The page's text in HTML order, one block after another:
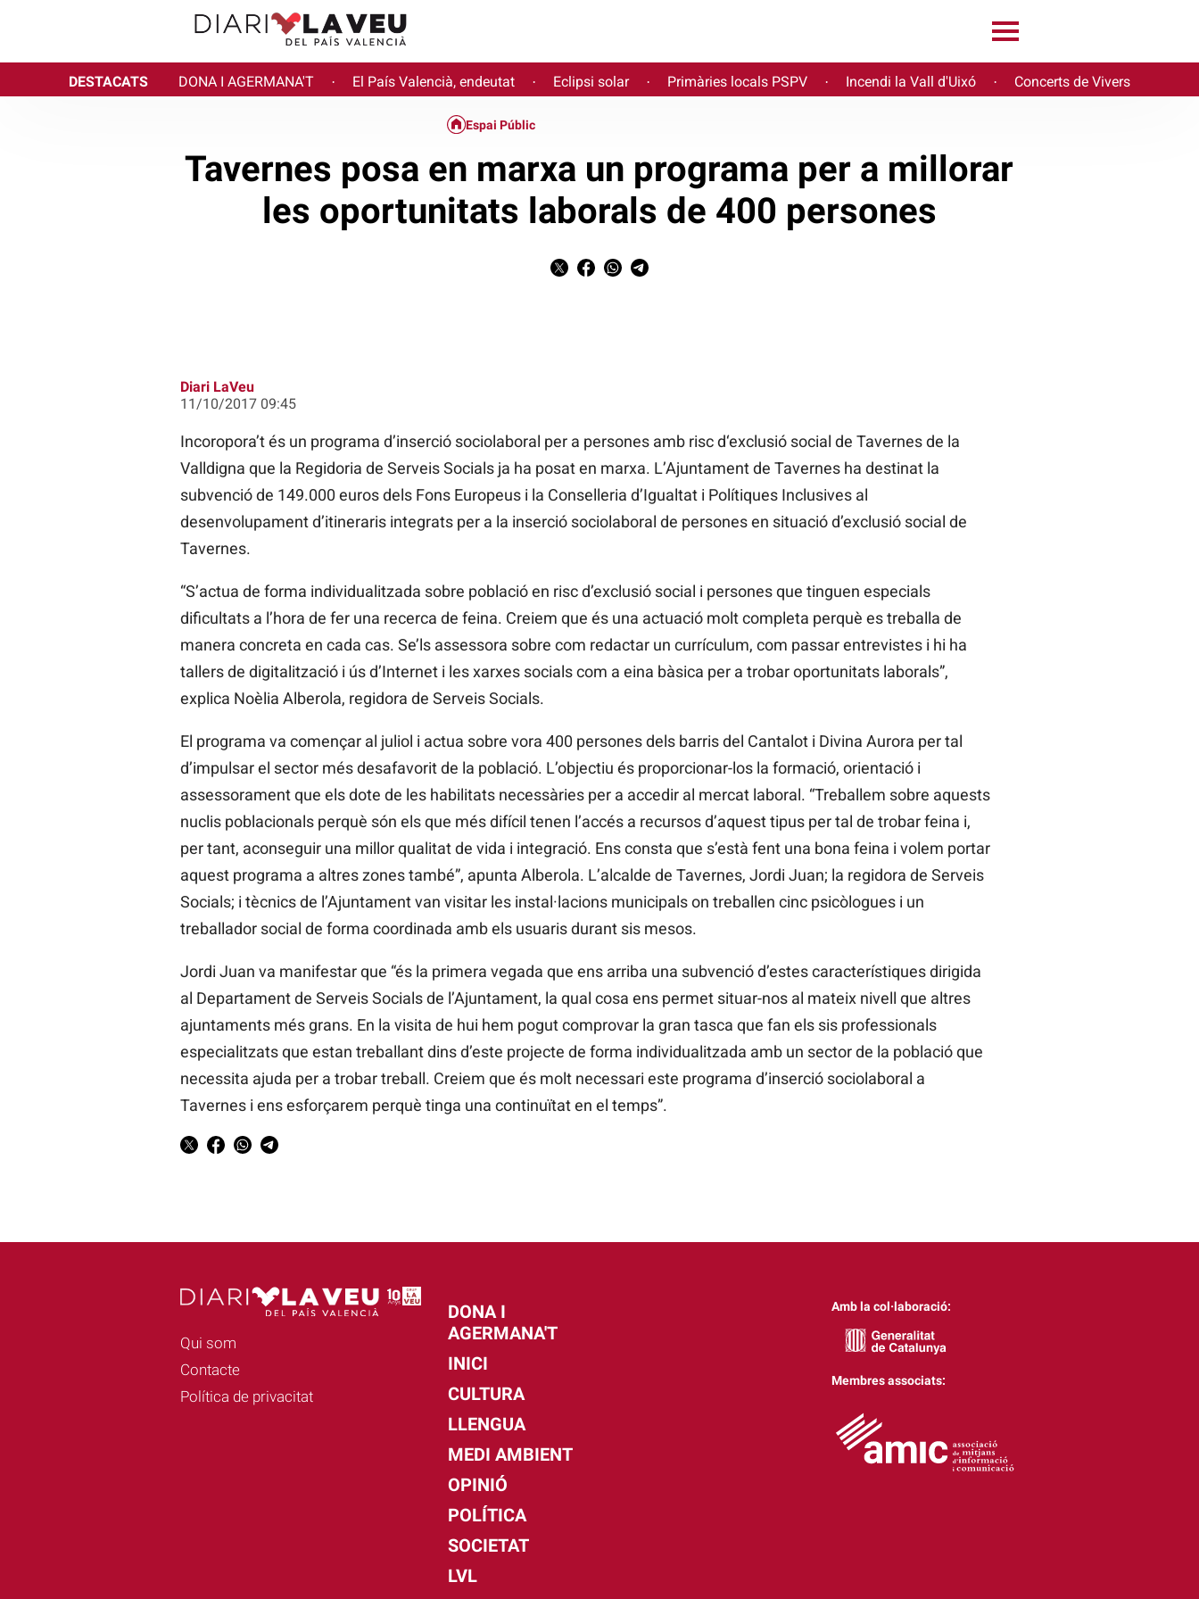
DESTACATS DONA I AGERMANA'T · El País Valencià, endeutat · Eclipsi solar · Primàries locals PSPV · Incendi la Vall d'Uixó · Concerts de Vivers
Espai Públic
Tavernes posa en marxa un programa per a millorar
les oportunitats laborals de 400 persones
Diari LaVeu
11/10/2017 09:45
Incoropora’t és un programa d’inserció sociolaboral per a persones amb risc d‘exclusió social de Tavernes de la
Valldigna que la Regidoria de Serveis Socials ja ha posat en marxa. L’Ajuntament de Tavernes ha destinat la
subvenció de 149.000 euros dels Fons Europeus i la Conselleria d’Igualtat i Polítiques Inclusives al
desenvolupament d’itineraris integrats per a la inserció sociolaboral de persones en situació d’exclusió social de
Tavernes.
“S’actua de forma individualitzada sobre població en risc d’exclusió social i persones que tinguen especials
dificultats a l’hora de fer una recerca de feina. Creiem que és una actuació molt completa perquè es treballa de
manera concreta en cada cas. Se’ls assessora sobre com redactar un currículum, com passar entrevistes i hi ha
tallers de digitalització i ús d’Internet i les xarxes socials com a eina bàsica per a trobar oportunitats laborals”,
explica Noèlia Alberola, regidora de Serveis Socials.
El programa va començar al juliol i actua sobre vora 400 persones dels barris del Cantalot i Divina Aurora per tal
d’impulsar el sector més desafavorit de la població. L’objectiu és proporcionar-los la formació, orientació i
assessorament que els dote de les habilitats necessàries per a accedir al mercat laboral. “Treballem sobre aquests
nuclis poblacionals perquè són els que més difícil tenen l’accés a recursos d’aquest tipus per tal de trobar feina i,
per tant, aconseguir una millor qualitat de vida i integració. Ens consta que s’està fent una bona feina i volem portar
aquest programa a altres zones també”, apunta Alberola. L’alcalde de Tavernes, Jordi Juan; la regidora de Serveis
Socials; i tècnics de l’Ajuntament van visitar les instal·lacions municipals on treballen cinc psicòlogues i un
treballador social de forma coordinada amb els usuaris durant sis mesos.
Jordi Juan va manifestar que “és la primera vegada que ens arriba una subvenció d’estes característiques dirigida
al Departament de Serveis Socials de l’Ajuntament, la qual cosa ens permet situar-nos al mateix nivell que altres
ajuntaments més grans. En la visita de hui hem pogut comprovar la gran tasca que fan els sis professionals
especialitzats que estan treballant dins d’este projecte de forma individualitzada amb un sector de la població que
necessita ajuda per a trobar treball. Creiem que és molt necessari este programa d’inserció sociolaboral a
Tavernes i ens esforçarem perquè tinga una continuïtat en el temps”.
Qui som
Contacte
Política de privacitat
DONA I
AGERMANA'T
INICI
CULTURA
LLENGUA
MEDI AMBIENT
OPINIÓ
POLÍTICA
SOCIETAT
LVL
Amb la col·laboració:
Membres associats: